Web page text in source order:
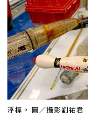
浮標。 圖／攝影劉祐君